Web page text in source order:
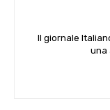
Il giornale
una